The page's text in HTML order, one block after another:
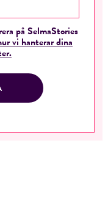
på SelmaStories
vi hanterar dina